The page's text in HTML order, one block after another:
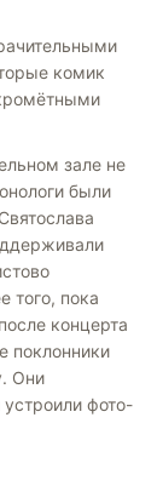
комик
зале не
были
того, пока
концерта
поклонники
Они
фото-